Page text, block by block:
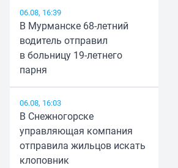
06.08, 16:39
В Мурманске 68-летний
водитель отправил
в больницу 19-летнего
парня
06.08, 16:03
В Снежногорске
управляющая компания
отправила жильцов искать
клоповник